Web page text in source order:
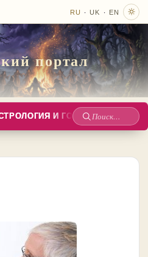
RU · UK · EN
портал
И ГОРОСКОПЫ
Поиск
сайту